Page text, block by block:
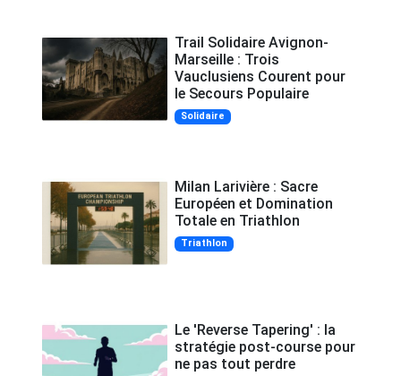
Trail Solidaire Avignon-
Marseille : Trois
Vauclusiens Courent pour
le Secours Populaire
Solidaire
Milan Larivière : Sacre
Européen et Domination
Totale en Triathlon
Triathlon
Le 'Reverse Tapering' : la
stratégie post-course pour
ne pas tout perdre